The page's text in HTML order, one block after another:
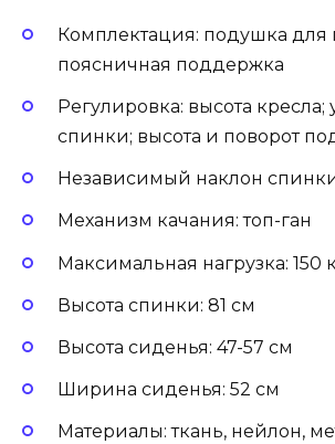
Комплектация: подушка для
поясничная поддержка
Регулировка: высота кресла;
спинки; высота и поворот
Независимый наклон
Механизм качания: топ-ган
Максимальная нагрузка: 150
Высота спинки: 81 см
Высота сиденья: 47-57 см
Ширина сиденья: 52 см
Материалы: ткань, нейлон,